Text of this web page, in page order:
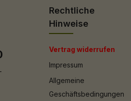
Rechtliche
Hinweise
Vertrag widerrufen
Impressum
Allgemeine
Geschäftsbedingungen